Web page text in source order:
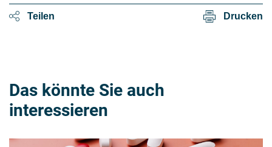
Teilen Drucken
Das könnte Sie auch
interessieren